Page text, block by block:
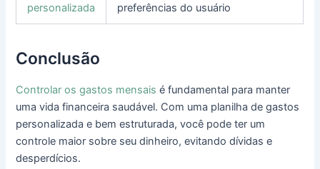
personalizada
preferências do usuário
Conclusão
Controlar os gastos mensais é fundamental para manter
uma vida financeira saudável. Com uma planilha de gastos
personalizada e bem estruturada, você pode ter um
controle maior sobre seu dinheiro, evitando dívidas e
desperdícios.